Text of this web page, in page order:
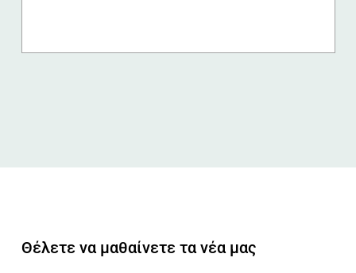
Θέλετε να μαθαίνετε τα νέα μας